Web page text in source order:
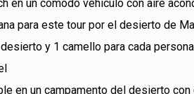
en un cómodo vehículo con aire
para este tour por el desierto de
y 1 camello para cada
en un campamento del desierto con